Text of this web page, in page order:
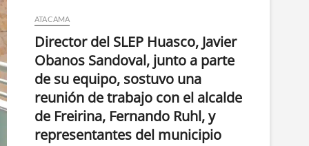
ATACAMA
Director del SLEP Huasco, Javier
Obanos Sandoval, junto a parte
de su equipo, sostuvo una
reunión de trabajo con el alcalde
de Freirina, Fernando Ruhl, y
representantes del municipio